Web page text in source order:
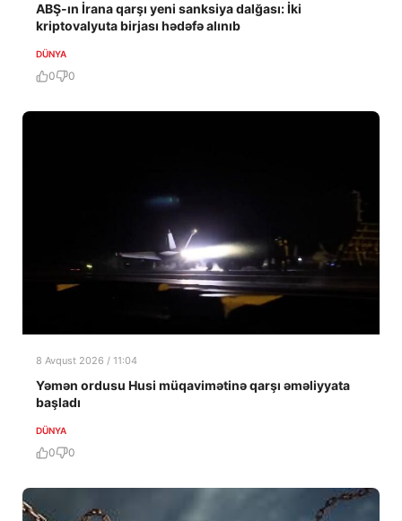
ABŞ-ın İrana qarşı yeni sanksiya dalğası: İki
kriptovalyuta birjası hədəfə alınıb
DÜNYA
0 0
8 Avqust 2026 / 11:04
Yəmən ordusu Husi müqavimətinə qarşı əməliyyata
başladı
DÜNYA
0 0